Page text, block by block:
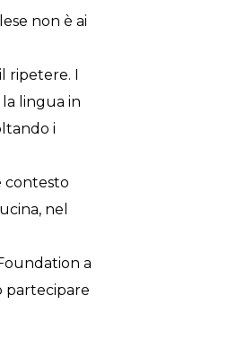
non è ai
ripetere. I
lingua in
i
contesto
nel
a
partecipare